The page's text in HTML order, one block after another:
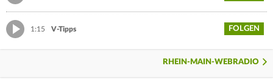
1:15 V-Tipps FOLGEN
RHEIN-MAIN-WEBRADIO